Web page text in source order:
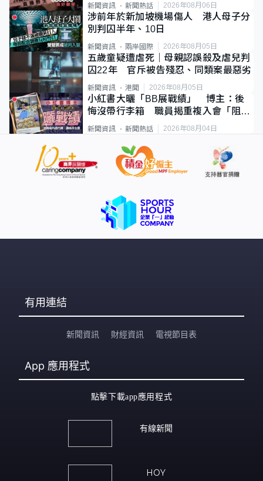
新聞資訊 新聞熱話 2026年08月06日
涉前年於新加坡機場傷人 港人母子分
別判囚半年、10日
新聞資訊 兩岸國際 2026年08月05日
五歲童疑遭虐死｜母親認誤殺及虐兒判
囚22年 官斥被告殘忍、同類案最惡劣
新聞資訊 港聞 2026年08月05日
小紅書大曬「BB展戰績」 博主：後
悔沒帶行李箱 職員揭重複入會「阻止
唔到」
新聞資訊 新聞熱話 2026年08月04日
有用連結
新聞資訊 財經資訊 電視節目表
App 應用程式
點擊下載app應用程式
有線新聞
HOY